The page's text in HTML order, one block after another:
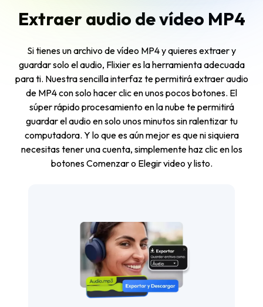
Extraer audio de vídeo MP4
Si tienes un archivo de vídeo MP4 y quieres extraer y
guardar solo el audio, Flixier es la herramienta adecuada
para ti. Nuestra sencilla interfaz te permitirá extraer audio
de MP4 con solo hacer clic en unos pocos botones. El
súper rápido procesamiento en la nube te permitirá
guardar el audio en solo unos minutos sin ralentizar tu
computadora. Y lo que es aún mejor es que ni siquiera
necesitas tener una cuenta, simplemente haz clic en los
botones Comenzar o Elegir video y listo.